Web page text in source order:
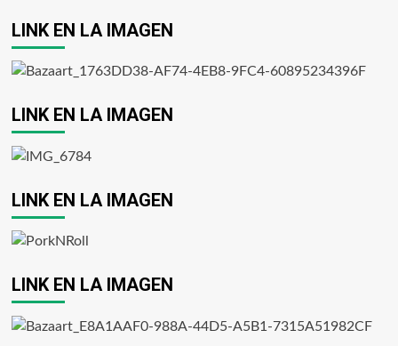
LINK EN LA IMAGEN
LINK EN LA IMAGEN
LINK EN LA IMAGEN
LINK EN LA IMAGEN